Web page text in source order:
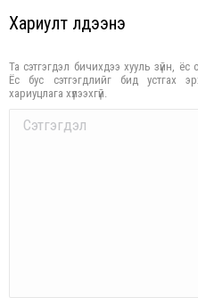
Хариулт үлдээнэ үү
Та сэтгэгдэл бичихдээ хууль зүйн,
Ёс бус сэтгэгдлийг бид устгах
хариуцлага хүлээхгүй.
Comment